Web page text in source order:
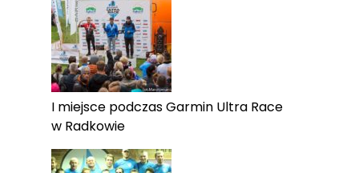
I miejsce podczas Garmin Ultra Race
w Radkowie